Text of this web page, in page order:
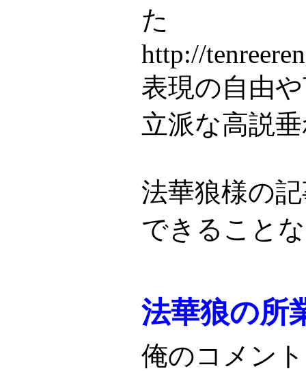
た
http://
表現の自由
立派な高説
法華狼様の
できること
法華狼の所
俺のコメン